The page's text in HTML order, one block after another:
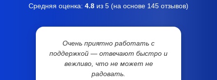
Средняя оценка: 4.8 из 5 (на основе 145 отзывов)
Очень приятно работать с
поддержкой — отвечают быстро и
вежливо, что не может не
радовать.